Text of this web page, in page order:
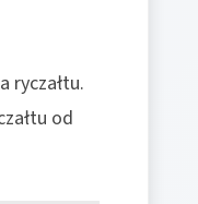
ryczałtu.
od